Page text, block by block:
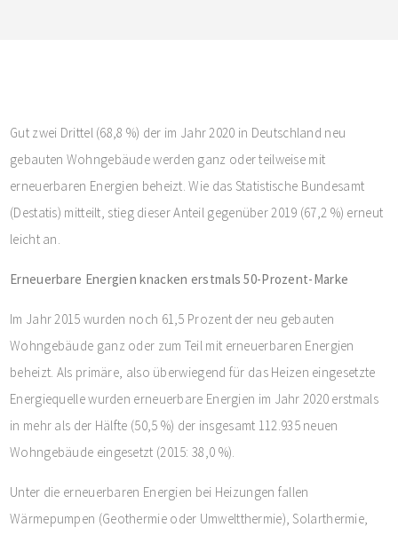
Gut zwei Drittel (68,8 %) der im Jahr 2020 in Deutschland neu
gebauten Wohngebäude werden ganz oder teilweise mit
erneuerbaren Energien beheizt. Wie das Statistische Bundesamt
(Destatis) mitteilt, stieg dieser Anteil gegenüber 2019 (67,2 %) erneut
leicht an.
Erneuerbare Energien knacken erstmals 50-Prozent-Marke
Im Jahr 2015 wurden noch 61,5 Prozent der neu gebauten
Wohngebäude ganz oder zum Teil mit erneuerbaren Energien
beheizt. Als primäre, also überwiegend für das Heizen eingesetzte
Energiequelle wurden erneuerbare Energien im Jahr 2020 erstmals
in mehr als der Hälfte (50,5 %) der insgesamt 112.935 neuen
Wohngebäude eingesetzt (2015: 38,0 %).
Unter die erneuerbaren Energien bei Heizungen fallen
Wärmepumpen (Geothermie oder Umweltthermie), Solarthermie,